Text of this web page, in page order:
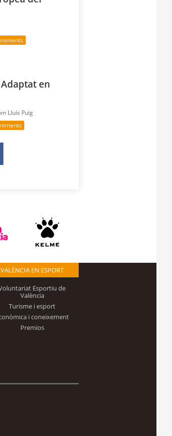
en
Lluís Puig
VALÈNCIA EN ESPORT
Esportiu de
València
Turisme i esport
i coneixement
Premios